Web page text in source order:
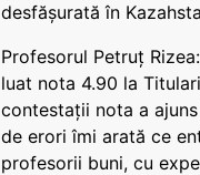
desfășurată în
Profesorul Petruț
luat nota 4.90 la
contestații nota a
de erori îmi arată ce
profesorii buni, cu